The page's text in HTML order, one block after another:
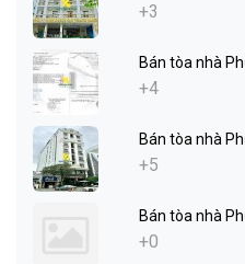
+3
Bán tòa nhà
+4
Bán tòa nhà
+5
Bán tòa nhà
+0